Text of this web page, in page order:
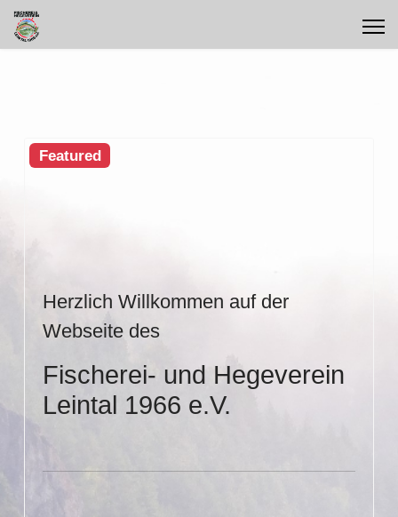
Featured
Herzlich Willkommen auf der
Webseite des
Fischerei- und Hegeverein
Leintal 1966 e.V.